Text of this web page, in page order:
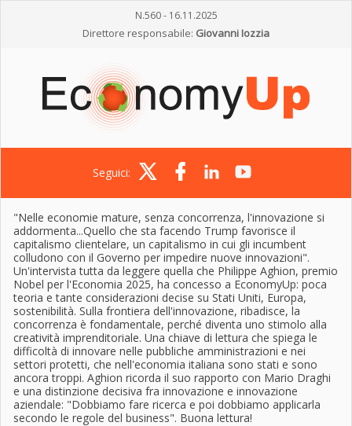
N.560 - 16.11.2025
Direttore responsabile: Giovanni Iozzia
Seguici:
"Nelle economie mature, senza concorrenza, l'innovazione si
addormenta...Quello che sta facendo Trump favorisce il
capitalismo clientelare, un capitalismo in cui gli incumbent
colludono con il Governo per impedire nuove innovazioni".
Un'intervista tutta da leggere quella che Philippe Aghion, premio
Nobel per l'Economia 2025, ha concesso a EconomyUp: poca
teoria e tante considerazioni decise su Stati Uniti, Europa,
sostenibilità. Sulla frontiera dell'innovazione, ribadisce, la
concorrenza è fondamentale, perché diventa uno stimolo alla
creatività imprenditoriale. Una chiave di lettura che spiega le
difficoltà di innovare nelle pubbliche amministrazioni e nei
settori protetti, che nell'economia italiana sono stati e sono
ancora troppi. Aghion ricorda il suo rapporto con Mario Draghi
e una distinzione decisiva fra innovazione e innovazione
aziendale: "Dobbiamo fare ricerca e poi dobbiamo applicarla
secondo le regole del business". Buona lettura!